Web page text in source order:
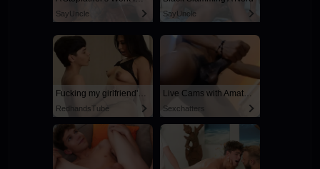
SayUncle SayUncle
Fucking my girlfriend's hot mommy by mistake
RedhandsTube
Live Cams with Amateur Men
Sexchatters